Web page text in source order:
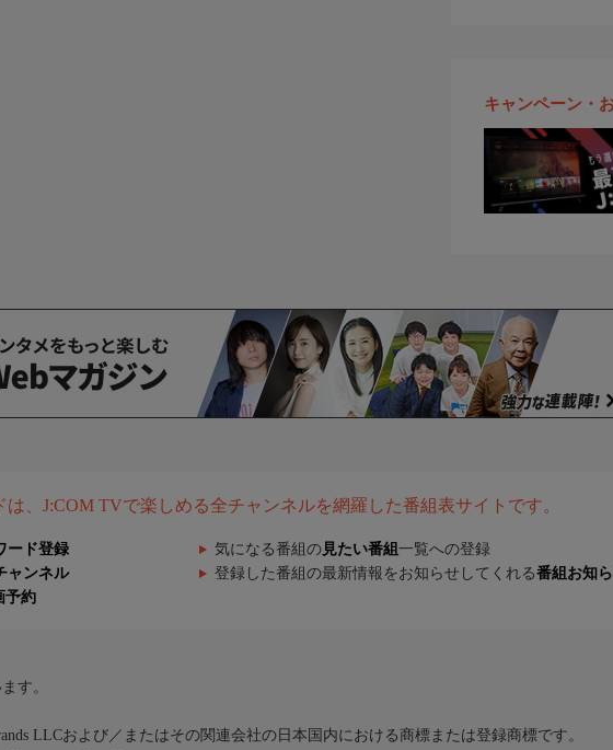
キャンペーン・
は、J:COM TVで楽しめる全チャンネルを網羅した番組表サイトです。
ード登録 気になる番組の 見たい番組 一覧への登録
ャンネル 登録した番組の最新情報をお知らせしてくれる番組お知
予約
す。
LLCおよび／またはその関連会社の日本国内における商標または登録商標です。